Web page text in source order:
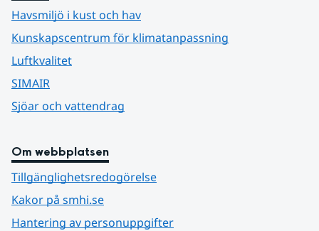
Havsmiljö i kust och hav
Kunskapscentrum för klimatanpassning
Luftkvalitet
SIMAIR
Sjöar och vattendrag
Om webbplatsen
Tillgänglighetsredogörelse
Kakor på smhi.se
Hantering av personuppgifter